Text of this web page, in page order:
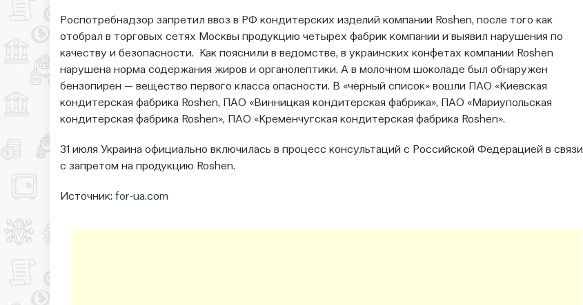
Роспотребнадзор запретил ввоз в РФ кондитерских изделий компании Roshen, после того как
отобрал в торговых сетях Москвы продукцию четырех фабрик компании и выявил нарушения по
качеству и безопасности. Как пояснили в ведомстве, в украинских конфетах компании Roshen
нарушена норма содержания жиров и органолептики. А в молочном шоколаде был обнаружен
бензопирен — вещество первого класса опасности. В «черный список» вошли ПАО «Киевская
кондитерская фабрика Roshen, ПАО «Винницкая кондитерская фабрика», ПАО «Мариупольская
кондитерская фабрика Roshen», ПАО «Кременчугская кондитерская фабрика Roshen».
31 июля Украина официально включилась в процесс консультаций с Российской Федерацией в связи
с запретом на продукцию Roshen.
Источник: for-ua.com